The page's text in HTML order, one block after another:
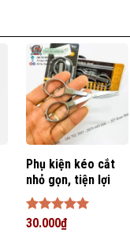
Sendo
hiểu biết rộng,
cụ câu cá.
tinh thần
thời gian.
cũng như
vui thú.
Phụ kiện kéo cắt
nhỏ gọn, tiện lợi
Được xếp
30.000₫